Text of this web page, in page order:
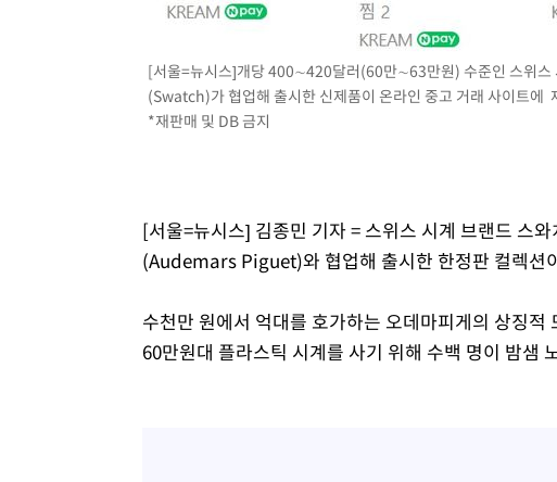
[서울=뉴시스]개당 400∼420달러(60만∼63만원) 수준인 스위
(Swatch)가 협업해 출시한 신제품이 온라인 중고 거래 사이트에
*재판매 및 DB 금지
[서울=뉴시스] 김종민 기자 = 스위스 시계 브랜드 스
(Audemars Piguet)와 협업해 출시한 한정판 컬렉션
수천만 원에서 억대를 호가하는 오데마피게의 상징
60만원대 플라스틱 시계를 사기 위해 수백 명이 밤샘